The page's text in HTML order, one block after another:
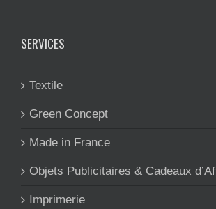
SERVICES
Textile
Green Concept
Made in France
Objets Publicitaires & Cadeaux
Imprimerie